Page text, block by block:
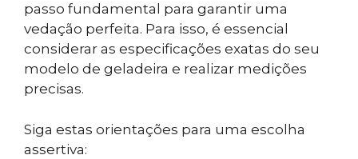
passo fundamental para garantir uma
vedação perfeita. Para isso, é essencial
considerar as especificações exatas do seu
modelo de geladeira e realizar medições
precisas.
Siga estas orientações para uma escolha
assertiva: